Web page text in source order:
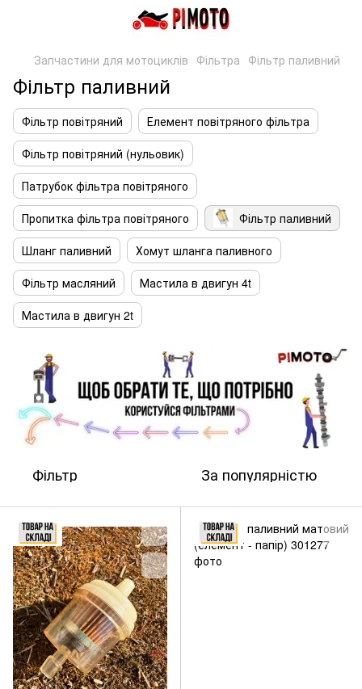
Запчастини для мотоциклів Фільтра Фільтр паливний
Фільтр паливний
Фільтр повітряний
Елемент повітряного фільтра
Фільтр повітряний (нульовик)
Патрубок фільтра повітряного
Пропитка фільтра повітряного
Фільтр паливний
Шланг паливний
Хомут шланга паливного
Фільтр масляний
Мастила в двигун 4t
Мастила в двигун 2t
Фільтр За популярністю